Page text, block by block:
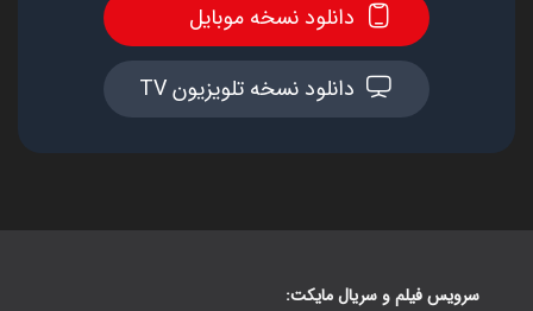
دانلود نسخه موبایل
دانلود نسخه تلویزیون TV
سرویس فیلم و سریال مایکت: